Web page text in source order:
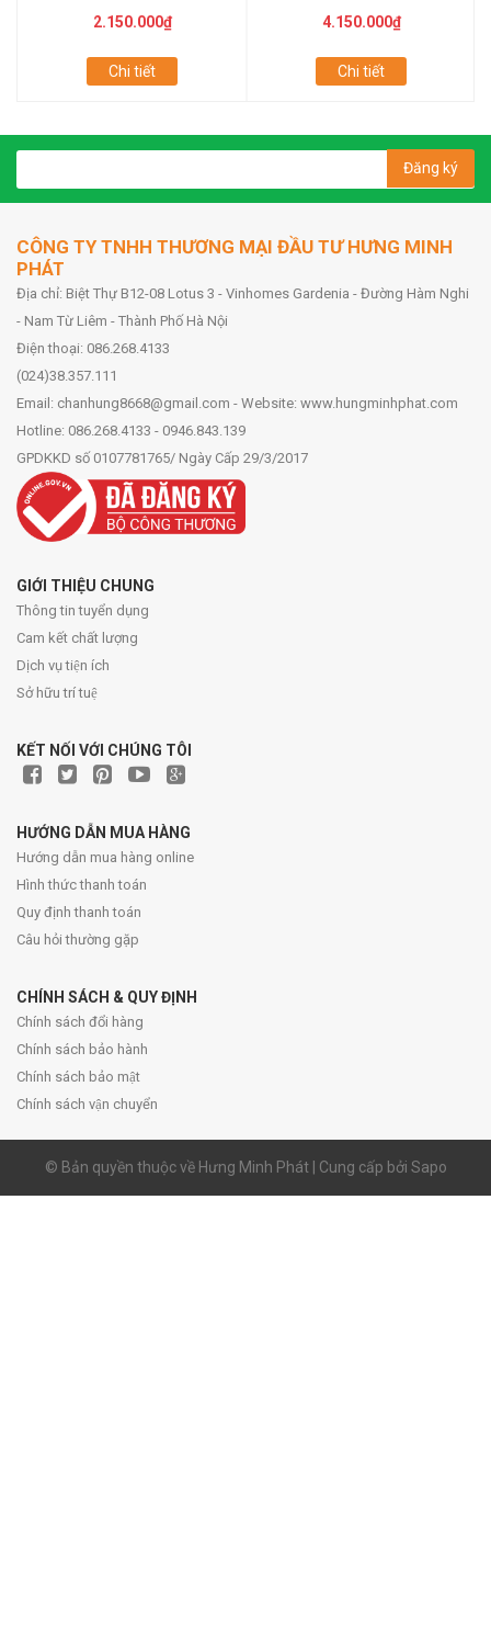
2.150.000₫
Chi tiết
4.150.000₫
Chi tiết
Đăng ký
CÔNG TY TNHH THƯƠNG MẠI ĐẦU TƯ HƯNG MINH
PHÁT
Địa chỉ: Biệt Thự B12-08 Lotus 3 - Vinhomes Gardenia - Đường Hàm Nghi
- Nam Từ Liêm - Thành Phố Hà Nội
Điện thoại: 086.268.4133
(024)38.357.111
Email: chanhung8668@gmail.com - Website: www.hungminhphat.com
Hotline: 086.268.4133 - 0946.843.139
GPDKKD số 0107781765/ Ngày Cấp 29/3/2017
GIỚI THIỆU CHUNG
Thông tin tuyển dụng
Cam kết chất lượng
Dịch vụ tiện ích
Sở hữu trí tuệ
KẾT NỐI VỚI CHÚNG TÔI
HƯỚNG DẪN MUA HÀNG
Hướng dẫn mua hàng online
Hình thức thanh toán
Quy định thanh toán
Câu hỏi thường gặp
CHÍNH SÁCH & QUY ĐỊNH
Chính sách đổi hàng
Chính sách bảo hành
Chính sách bảo mật
Chính sách vận chuyển
© Bản quyền thuộc về Hưng Minh Phát | Cung cấp bởi Sapo